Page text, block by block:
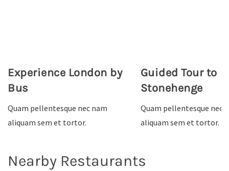
Experience London by
Bus
Quam pellentesque nec nam
aliquam sem et tortor.
Guided Tour to
Stonehenge
Quam pellentesque nec
aliquam sem et tortor.
Nearby Restaurants